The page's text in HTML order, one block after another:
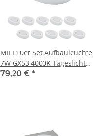
MILI 10er Set Aufbauleuchte
7W GX53 4000K Tageslicht
230V 520 lumen Weiß
79,20 € *